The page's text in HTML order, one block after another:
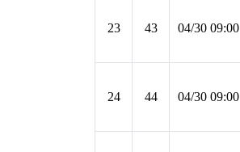
23 43 04/30 09:00
24 44 04/30 09:00